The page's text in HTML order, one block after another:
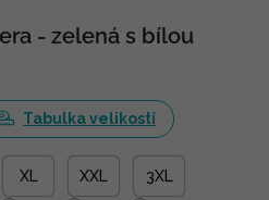
- zelená s bílou
Tabulka velikostí
XL XXL 3XL